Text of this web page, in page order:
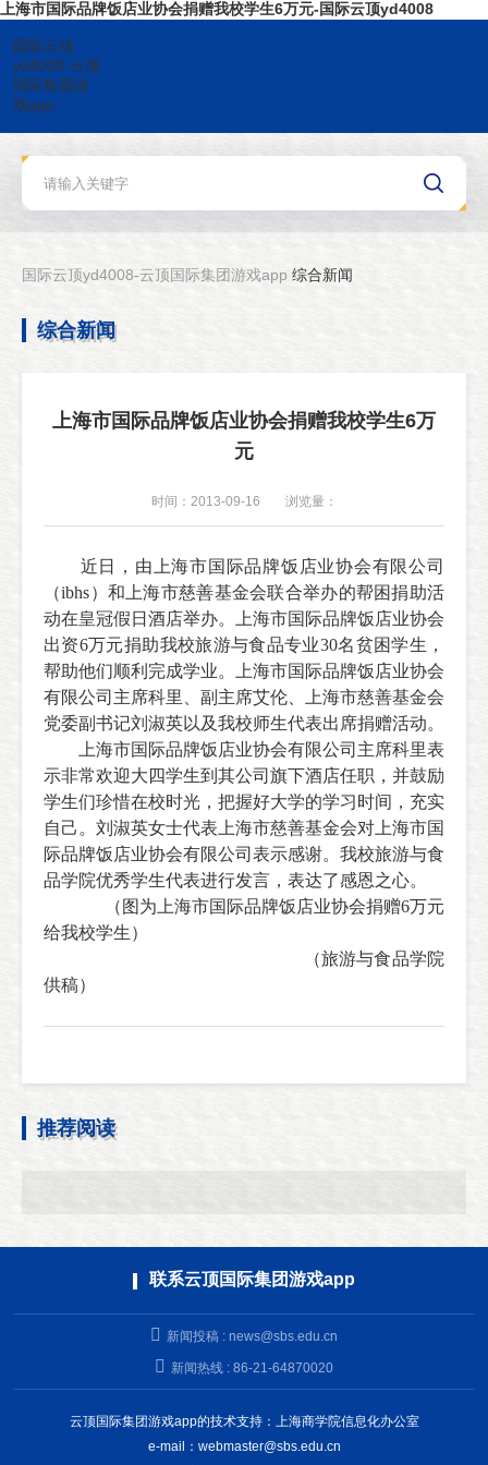
上海市国际品牌饭店业协会捐赠我校学生6万元-国际云顶yd4008
国际云顶
yd4008-云顶
国际集团游
戏app
国际云顶yd4008-云顶国际集团游戏app 综合新闻
综合新闻
上海市国际品牌饭店业协会捐赠我校学生6万
元
时间：2013-09-16 浏览量：
近日，由上海市国际品牌饭店业协会有限公司
（ibhs）和上海市慈善基金会联合举办的帮困捐助活
动在皇冠假日酒店举办。上海市国际品牌饭店业协会
出资6万元捐助我校旅游与食品专业30名贫困学生，
帮助他们顺利完成学业。上海市国际品牌饭店业协会
有限公司主席科里、副主席艾伦、上海市慈善基金会
党委副书记刘淑英以及我校师生代表出席捐赠活动。
上海市国际品牌饭店业协会有限公司主席科里表
示非常欢迎大四学生到其公司旗下酒店任职，并鼓励
学生们珍惜在校时光，把握好大学的学习时间，充实
自己。刘淑英女士代表上海市慈善基金会对上海市国
际品牌饭店业协会有限公司表示感谢。我校旅游与食
品学院优秀学生代表进行发言，表达了感恩之心。
（图为上海市国际品牌饭店业协会捐赠6万元
给我校学生）
（旅游与食品学院
供稿）
推荐阅读
联系云顶国际集团游戏app
新闻投稿 : news@sbs.edu.cn
新闻热线 : 86-21-64870020
云顶国际集团游戏app的技术支持：上海商学院信息化办公室
e-mail： webmaster@sbs.edu.cn